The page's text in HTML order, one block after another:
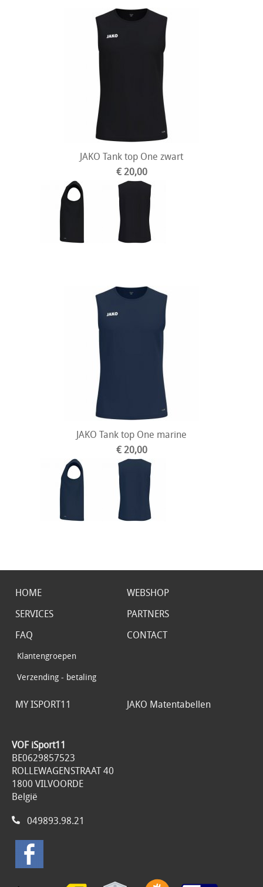
JAKO Tank top One zwart
€ 20,00
JAKO Tank top One marine
€ 20,00
HOME
WEBSHOP
SERVICES
PARTNERS
FAQ
Klantengroepen
Verzending - betaling
CONTACT
MY ISPORT11 JAKO Matentabellen
VOF iSport11
BE0629857523
ROLLEWAGENSTRAAT 40
1800 VILVOORDE
België
049893.98.21